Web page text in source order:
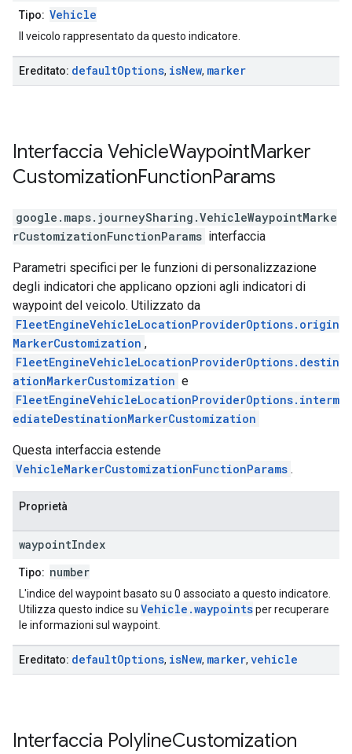
Tipo: Vehicle
Il veicolo rappresentato da questo indicatore.
Ereditato: defaultOptions, isNew, marker
Interfaccia VehicleWaypointMarker
CustomizationFunctionParams
google.maps.journeySharing .VehicleWaypointMarke
rCustomizationFunctionParams interfaccia
Parametri specifici per le funzioni di personalizzazione
degli indicatori che applicano opzioni agli indicatori di
waypoint del veicolo. Utilizzato da
FleetEngineVehicleLocationProviderOptions.origin
MarkerCustomization ,
FleetEngineVehicleLocationProviderOptions.destin
ationMarkerCustomization e
FleetEngineVehicleLocationProviderOptions.interm
ediateDestinationMarkerCustomization
Questa interfaccia estende
VehicleMarkerCustomizationFunctionParams .
Proprietà
waypointIndex
Tipo: number
L'indice del waypoint basato su 0 associato a questo indicatore.
Utilizza questo indice su Vehicle.waypointsper recuperare
le informazioni sul waypoint.
Ereditato: defaultOptions, isNew, marker, vehicle
Interfaccia PolylineCustomization